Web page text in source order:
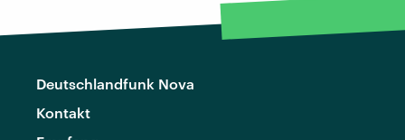
Deutschlandfunk Nova
Kontakt